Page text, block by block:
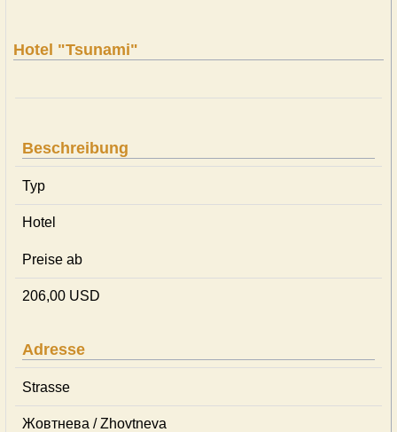
Hotel "Tsunami"
Beschreibung
Typ
Hotel
Preise ab
206,00 USD
Adresse
Strasse
Жовтнева / Zhovtneva